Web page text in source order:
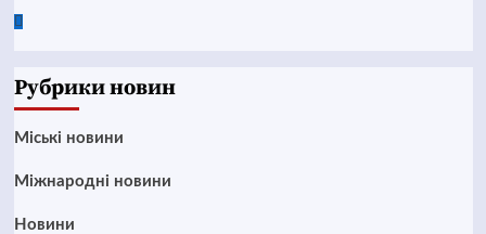
Google
Рубрики новин
Mіські новини
Міжнародні новини
Новини